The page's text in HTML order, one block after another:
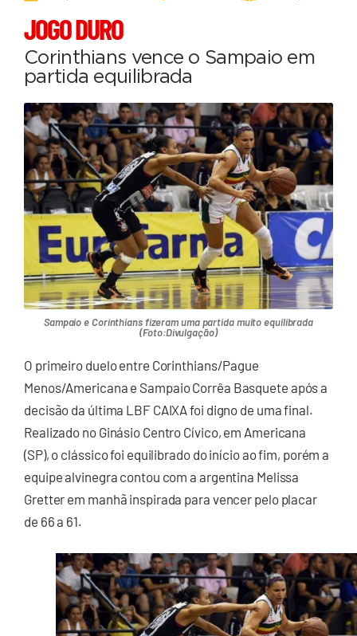
JOGO DURO
Corinthians vence o Sampaio em
partida equilibrada
Sampaio e Corinthians fizeram uma partida muito equilibrada
(Foto:Divulgação)
O primeiro duelo entre Corinthians/Pague
Menos/Americana e Sampaio Corrêa Basquete após a
decisão da última LBF CAIXA foi digno de uma final.
Realizado no Ginásio Centro Cívico, em Americana
(SP), o clássico foi equilibrado do início ao fim, porém a
equipe alvinegra contou com a argentina Melissa
Gretter em manhã inspirada para vencer pelo placar
de 66 a 61.